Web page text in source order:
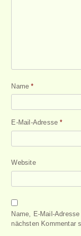
Name*
E-Mail-Adresse*
Website
Name, E-Mail-
nächsten Kommentar